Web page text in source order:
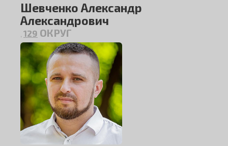
Шевченко Александр
Александрович
129 ОКРУГ